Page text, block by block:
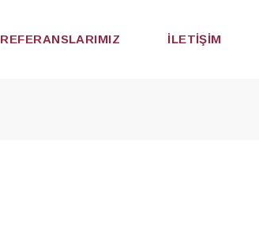
REFERANSLARIMIZ İLETIŞIM